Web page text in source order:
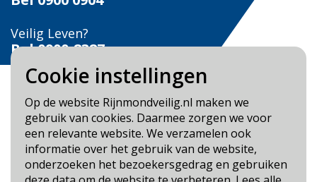
Cookie instellingen
Op de website Rijnmondveilig.nl maken we
gebruik van cookies. Daarmee zorgen we voor
een relevante website. We verzamelen ook
informatie over het gebruik van de website,
onderzoeken het bezoekersgedrag en gebruiken
Veilig Leven?
Bel 0900-8387
Blijf op de hoogte
Cookie- en Privacybeleid